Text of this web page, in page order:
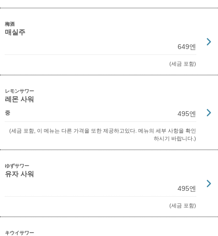
梅酒
매실주
649엔
(세금 포함)
レモンサワー
레몬 사워
중 495엔
(세금 포함, 이 메뉴는 다른 가격을 또한 제공하고있다. 메뉴의 세부 사항을 확인
하시기 바랍니다.)
ゆずサワー
유자 사워
495엔
(세금 포함)
キウイサワー